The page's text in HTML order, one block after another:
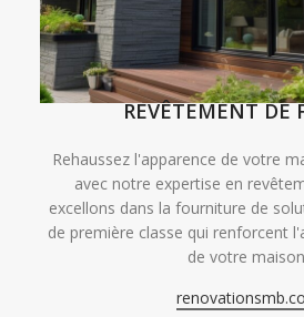
REVÊTEMENT DE
Rehaussez l'apparence de votre
avec notre expertise en
excellons dans la fourniture de
de première classe qui renforcent
de votre